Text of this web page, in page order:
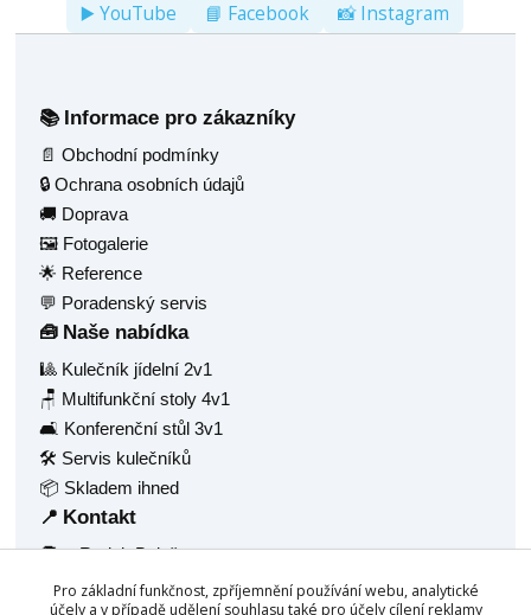
▶️ YouTube 📘 Facebook 📸 Instagram
📚 Informace pro zákazníky
📄 Obchodní podmínky
🔒 Ochrana osobních údajů
🚚 Doprava
🖼️ Fotogalerie
🌟 Reference
💬 Poradenský servis
🧰 Naše nabídka
🎱 Kulečník jídelní 2v1
🪑 Multifunkční stoly 4v1
🛋️ Konferenční stůl 3v1
🛠️ Servis kulečníků
📦 Skladem ihned
📍 Kontakt
🧑‍💼 Radek Balaš
🏙️ Frýdlant nad Ostravicí, 73911
Pro základní funkčnost, zpříjemnění používání webu, analytické
účely a v případě udělení souhlasu také pro účely cílení reklamy